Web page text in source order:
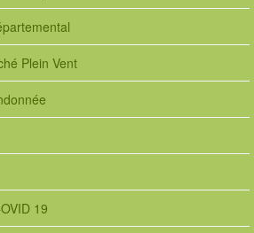
Plein Vent
19